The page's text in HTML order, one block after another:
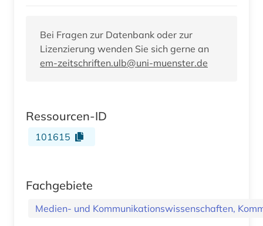
Bei Fragen zur Datenbank oder zur
Lizenzierung wenden Sie sich gerne an
em-zeitschriften.ulb@uni-muenster.de
Ressourcen-ID
101615
Fachgebiete
Medien- und Kommunikationswissenschaften,